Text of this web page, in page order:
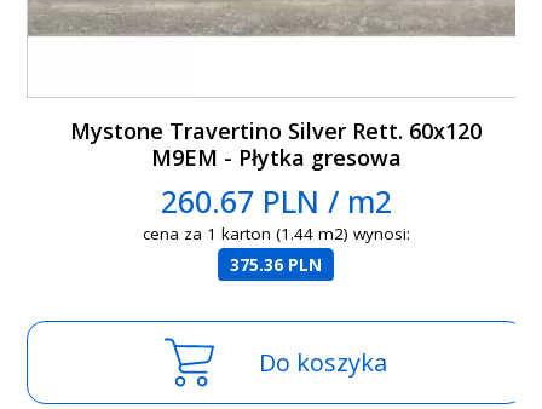
Mystone Travertino Silver Rett. 60x120
M9EM - Płytka gresowa
260.67 PLN / m2
cena za 1 karton (1.44 m2) wynosi:
375.36 PLN
Do koszyka